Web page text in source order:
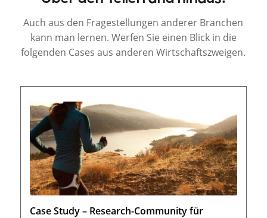
Auch aus den Fragestellungen anderer Branchen
kann man lernen. Werfen Sie einen Blick in die
folgenden Cases aus anderen Wirtschaftszweigen.
Case Study – Research-Community für